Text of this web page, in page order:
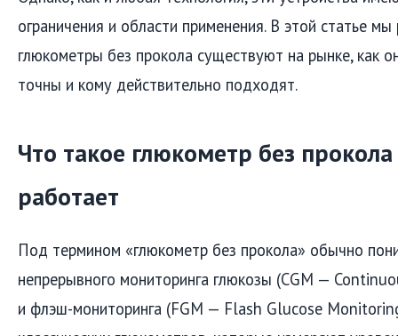
ограничения и области применения. В этой статье мы
глюкометры без прокола существуют на рынке, как
точны и кому действительно подходят.
Что такое глюкометр без
работает
Под термином «глюкометр без прокола» обычно
непрерывного мониторинга глюкозы (CGM —
и флэш-мониторинга (FGM — Flash Glucose